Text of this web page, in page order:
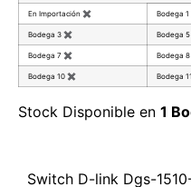
En Importación ✖ Bodega 1
Bodega 3 ✖ Bodega 5
Bodega 7 ✖ Bodega 8
Bodega 10 ✖ Bodega 11
Stock Disponible en 1
Switch D-link Dgs-